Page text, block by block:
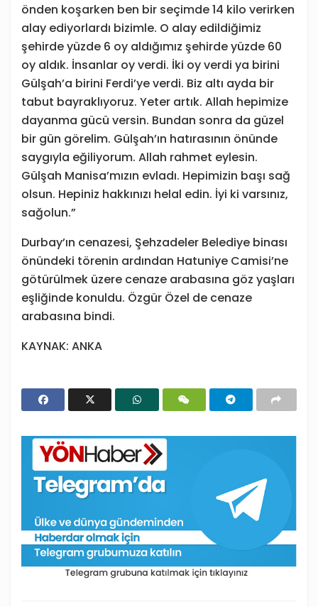
önden koşarken ben bir seçimde 14 kilo verirken
alay ediyorlardı bizimle. O alay edildiğimiz
şehirde yüzde 6 oy aldığımız şehirde yüzde 60
oy aldık. İnsanlar oy verdi. İki oy verdi ya birini
Gülşah’a birini Ferdi’ye verdi. Biz altı ayda bir
tabut bayraklıyoruz. Yeter artık. Allah hepimize
dayanma gücü versin. Bundan sonra da güzel
bir gün görelim. Gülşah’ın hatırasının önünde
saygıyla eğiliyorum. Allah rahmet eylesin.
Gülşah Manisa’mızın evladı. Hepimizin başı sağ
olsun. Hepiniz hakkınızı helal edin. İyi ki varsınız,
sağolun.”
Durbay’ın cenazesi, Şehzadeler Belediye binası
önündeki törenin ardından Hatuniye Camisi’ne
götürülmek üzere cenaze arabasına göz yaşları
eşliğinde konuldu. Özgür Özel de cenaze
arabasına bindi.
KAYNAK: ANKA